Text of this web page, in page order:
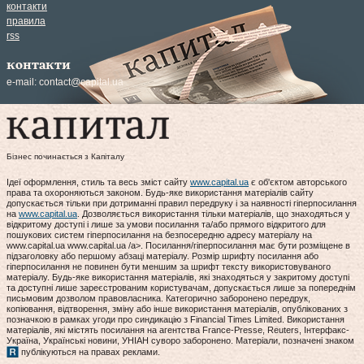
контакти
правила
rss
контакти
e-mail: contact@capital.ua
Бізнес починається з Капіталу
Ідеї оформлення, стиль та весь зміст сайту www.capital.uaє об'єктом авторського
права та охороняються законом. Будь-яке використання матеріалів сайту
допускається тільки при дотриманні правил передруку і за наявності гіперпосилання
на www.capital.ua. Дозволяється використання тільки матеріалів, що знаходяться у
відкритому доступі і лише за умови посилання та/або прямого відкритого для
пошукових систем гіперпосилання на безпосередню адресу матеріалу на
www.capital.ua www.capital.ua /a>. Посилання/гіперпосилання має бути розміщене в
підзаголовку або першому абзаці матеріалу. Розмір шрифту посилання або
гіперпосилання не повинен бути меншим за шрифт тексту використовуваного
матеріалу. Будь-яке використання матеріалів, які знаходяться у закритому доступі
та доступні лише зареєстрованим користувачам, допускається лише за попереднім
письмовим дозволом правовласника. Категорично заборонено передрук,
копіювання, відтворення, зміну або інше використання матеріалів, опублікованих з
позначкою в рамках угоди про синдикацію з Financial Times Limited. Використання
матеріалів, які містять посилання на агентства France-Presse, Reuters, Інтерфакс-
Україна, Українські новини, УНІАН суворо заборонено. Матеріали, позначені знаком
публікуються на правах реклами.